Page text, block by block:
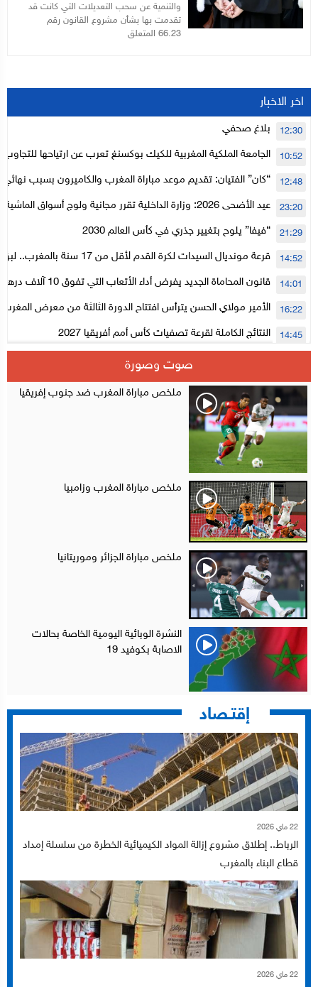
والتنمية عن سحب التعديلات التي كانت قد
تقدمت بها بشأن مشروع القانون رقم
66.23 المتعلق
اخر الاخبار
بلاغ صحفي 12:30
الجامعة الملكية المغربية للكيك بوكسنغ تعرب عن ارتياحها
الأعلى للحسابات
10:52
“كان” الفتيان: تقديم موعد مباراة المغرب والكاميرون بسبب نهائي 12:48
عيد الأضحى 2026: وزارة الداخلية تقرر مجانية ولوج أسواق
لتنظيمها
23:20
“فيفا” يلوح بتغيير جذري في كأس العالم 2030 21:29
قرعة مونديال السيدات لكرة القدم لأقل
المستوى الأول
14:52
قانون المحاماة الجديد يفرض أداء الأتعاب التي تفوق 10 آلاف درهم بالشيك 14:01
الأمير مولاي الحسن يترأس افتتاح الدورة الثالثة من معرض المغرب
الإلكترونية
16:22
النتائج الكاملة لقرعة تصفيات كأس أمم أفريقيا 2027 14:45
سلا.. توقيف ثلاثة مروجين وحجز أكثر من 4300 قرص مخدر وكوكايين وإكستازي
أقراص مهلوسة داخل فضاء للشيشة تستنفر شرطة أكادير 12:48
صوت وصورة
ملخص مباراة المغرب ضد جنوب إفريقيا
ملخص مباراة المغرب وزامبيا
ملخص مباراة الجزائر وموريتانيا
النشرة الوبائية اليومية الخاصة بحالات
الاصابة بكوفيد 19
إقتـصاد
22 ماي 2026
الرباط.. إطلاق مشروع إزالة المواد الكيميائية الخطرة من سلسلة إمداد
قطاع البناء بالمغرب
22 ماي 2026